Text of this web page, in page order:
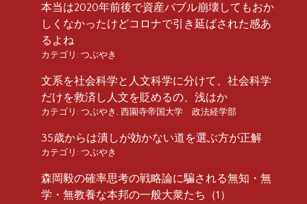
本当は2020年前後で資産バブル崩壊してもおか
しくなかったけどコロナで引き延ばされた感あ
るよね
カテゴリ: つぶやき
文系を社会科学と人文科学に分けて、社会科学
だけを救済し人文を貶めるの、浅はか
カテゴリ: つぶやき 西園寺帝国大学 政法経学部
35歳からは潰しが効かない道を選ぶ方が正解
カテゴリ: つぶやき
森岡毅の確率思考の戦略論に騙される無知・無
学・無教養な本邦の一般大衆たち（1）